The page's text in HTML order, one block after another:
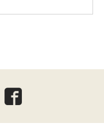
社が必要と判断した場